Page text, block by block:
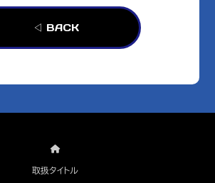
◁ BACK
取扱タイトル